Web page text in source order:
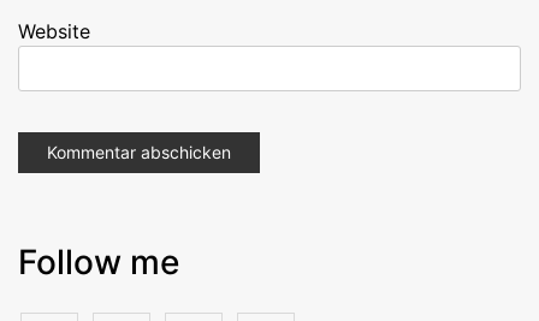
Website
Follow me